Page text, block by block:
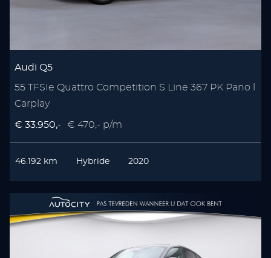
Audi Q5
55 TFSIe Quattro Competition S Line 367 PK Pano l
Carplay
€ 33.950,- € 470,- p/m
46.192 km Hybride 2020